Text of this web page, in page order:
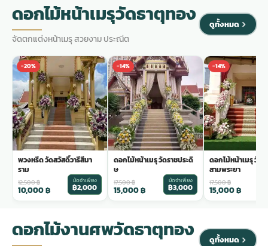
ดอกไม้หน้าเมรุวัดธาตุทอง
จัดตกแต่งหน้าเมรุ สวยงาม ประณีต
ดูทั้งหมด
-20%
พวงหรีด วัดสวัสดิ์วารีสีมา
ราม
12,500฿
10,000฿
มัดจำเพียง
฿2,000
-14%
ดอกไม้หน้าเมรุ วัดราชประดิ
ษ
17,500฿
15,000฿
มัดจำเพียง
฿3,000
-14%
ดอกไม้หน้าเมรุ วัด
สามพระยา
17,500฿
15,000฿
ดอกไม้งานศพวัดธาตุทอง ดูทั้งหมด